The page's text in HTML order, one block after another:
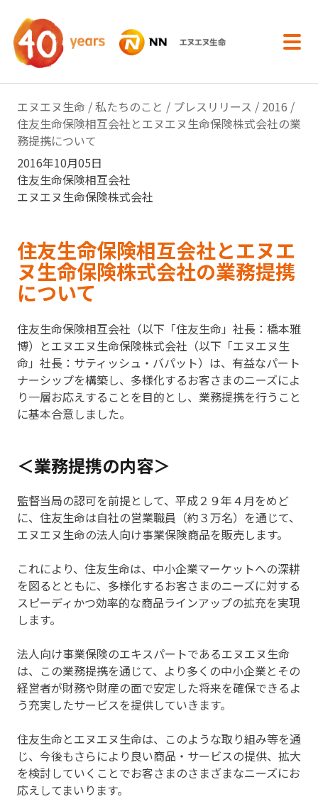
エヌエヌ生命 /私たちのこと / プレスリリース / 2016 /
住友生命保険相互会社とエヌエヌ生命保険株式会社の業
務提携について
2016年10月05日
住友生命保険相互会社
エヌエヌ生命保険株式会社
住友生命保険相互会社とエヌエ
ヌ生命保険株式会社の業務提携
について
住友生命保険相互会社（以下「住友生命」社長：橋本雅
博）とエヌエヌ生命保険株式会社（以下「エヌエヌ生
命」社長：サティッシュ・バパット）は、有益なパート
ナーシップを構築し、多様化するお客さまのニーズによ
り一層お応えすることを目的とし、業務提携を行うこと
に基本合意しました。
＜業務提携の内容＞
監督当局の認可を前提として、平成２９年４月をめど
に、住友生命は自社の営業職員（約３万名）を通じて、
エヌエヌ生命の法人向け事業保険商品を販売します。
これにより、住友生命は、中小企業マーケットへの深耕
を図るとともに、多様化するお客さまのニーズに対する
スピーディかつ効率的な商品ラインアップの拡充を実現
します。
法人向け事業保険のエキスパートであるエヌエヌ生命
は、この業務提携を通じて、より多くの中小企業とその
経営者が財務や財産の面で安定した将来を確保できるよ
う充実したサービスを提供していきます。
住友生命とエヌエヌ生命は、このような取り組み等を通
じ、今後もさらにより良い商品・サービスの提供、拡大
を検討していくことでお客さまのさまざまなニーズにお
応えしてまいります。